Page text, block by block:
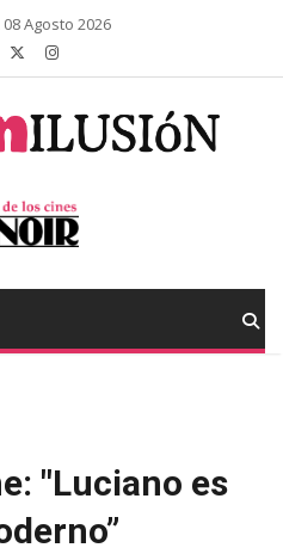
Agosto 2026
"Luciano es